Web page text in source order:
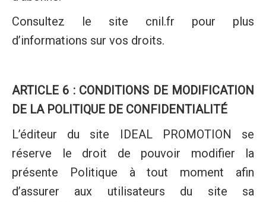
Consultez le site cnil.fr pour plus
d’informations sur vos droits.
ARTICLE 6 : CONDITIONS DE MODIFICATION
DE LA POLITIQUE DE CONFIDENTIALITÉ
L’éditeur du site IDEAL PROMOTION se
réserve le droit de pouvoir modifier la
présente Politique à tout moment afin
d’assurer aux utilisateurs du site sa